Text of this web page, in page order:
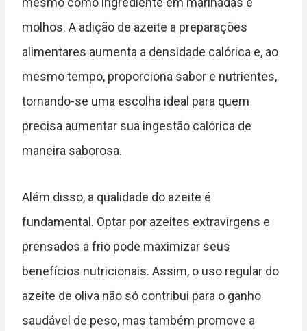
molhos. A adição de azeite a preparações
alimentares aumenta a densidade calórica e, ao
mesmo tempo, proporciona sabor e nutrientes,
tornando-se uma escolha ideal para quem
precisa aumentar sua ingestão calórica de
maneira saborosa.
Além disso, a qualidade do azeite é
fundamental. Optar por azeites extravirgens e
prensados a frio pode maximizar seus
benefícios nutricionais. Assim, o uso regular do
azeite de oliva não só contribui para o ganho
saudável de peso, mas também promove a